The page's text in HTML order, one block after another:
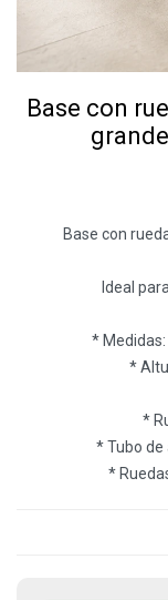
Base con
Base con
Ideal
* Medidas:
*
*
* Tubo de
*